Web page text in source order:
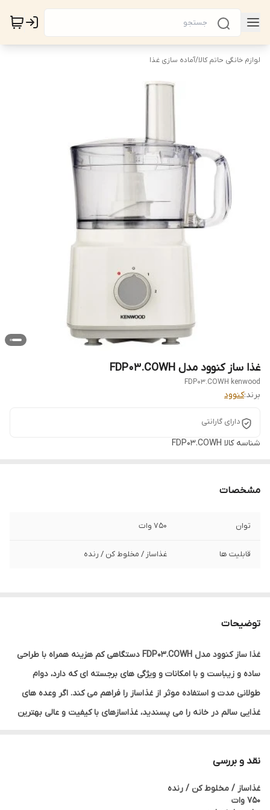
لوازم خانگی حاتم کالا/آماده سازی غذا
غذا ساز کنوود مدل FDP03.COWH
FDP03.COWH kenwood
برند:کنوود
دارای گارانتی
شناسه کالا FDP03.COWH
مشخصات
توان 750 وات
قابلیت ها غذاساز / مخلوط کن / رنده
توضیحات
غذا ساز کنوود مدل FDP03.COWH دستگاهی کم هزینه همراه با طراحی
ساده و زیباست و با امکانات و ویژگی های برجسته ای که دارد، دوام
طولانی مدت و استفاده موثر از غذاساز را فراهم می کند. اگر وعده های
غذایی سالم در خانه را می پسندید، غذاسازهای با کیفیت و عالی بهترین
متنوع و لذیذی را با دریافت بهترین نتیجه، تهیه نمود. عملکرد عالی با
قدرت موتور بالا، تهیه آسان انواع غذاها را تضمین می کند و برای انواع
نقد و بررسی
غذاساز / مخلوط کن / رنده
750 وات